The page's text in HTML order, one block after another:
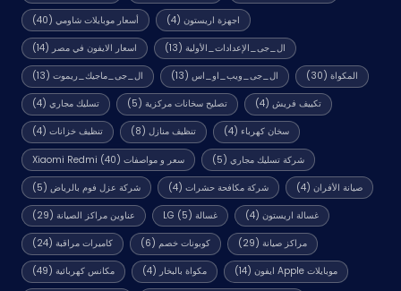
أسعار موبايلات شاومي(40) اجهزة اريستون (4)
اسعار الايفون في مصر (14) ال_جى_الإعدادات_الأولية (13)
ال_جى_ماجيك_ريموت(13) ال_جى_ويب_او_اس (13) المكواة (30)
تسليك مجاري(4) تصليح سخانات مركزية (5) تكييف فريش (4)
تنظيف خزانات(4) تنظيف منازل (8) سخان كهرباء (4)
سعر و مواصفات Xiaomi Redmi (40) شركة تسليك مجاري (5)
شركة عزل فوم بالرياض(5) شركة مكافحة حشرات (4) صيانة الأفران (4)
عناوين مراكز الصيانة(29) غسالة LG (5) غسالة اريستون (4)
كاميرات مراقبة(24) كوبونات خصم (6) مراكز صيانة (29)
مكانس كهربائية(49) مكواة بالبخار (4) موبايلات Apple ايفون (14)